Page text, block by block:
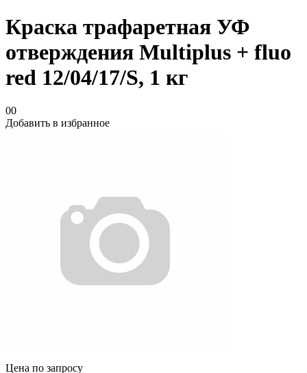
Краска трафаретная УФ
отверждения Multiplus + fluo
red 12/04/17/S, 1 кг
00
Добавить в избранное
Цена по запросу